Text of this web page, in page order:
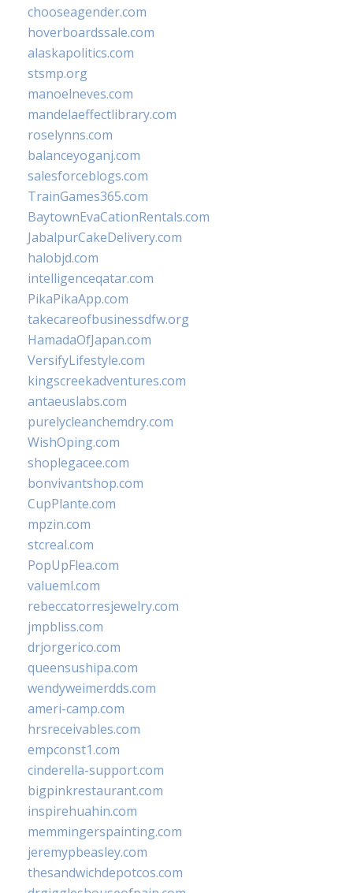
chooseagender.com
hoverboardssale.com
alaskapolitics.com
stsmp.org
manoelneves.com
mandelaeffectlibrary.com
roselynns.com
balanceyoganj.com
salesforceblogs.com
TrainGames365.com
BaytownEvaCationRentals.com
JabalpurCakeDelivery.com
halobjd.com
intelligenceqatar.com
PikaPikaApp.com
takecareofbusinessdfw.org
HamadaOfJapan.com
VersifyLifestyle.com
kingscreekadventures.com
antaeuslabs.com
purelycleanchemdry.com
WishOping.com
shoplegacee.com
bonvivantshop.com
CupPlante.com
mpzin.com
stcreal.com
PopUpFlea.com
valueml.com
rebeccatorresjewelry.com
jmpbliss.com
drjorgerico.com
queensushipa.com
wendyweimerdds.com
ameri-camp.com
hrsreceivables.com
empconst1.com
cinderella-support.com
bigpinkrestaurant.com
inspirehuahin.com
memmingerspainting.com
jeremypbeasley.com
thesandwichdepotcos.com